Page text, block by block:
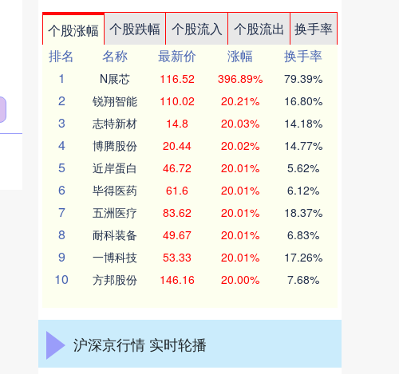
个股涨幅 个股跌幅 个股流入 个股流出
换手率
排名
名称 最新价 涨幅
换手率
1
N展芯 116.52 396.89% 79.39%
2 锐翔智能 110.02 20.21% 16.80%
3 志特新材 14.8 20.03% 14.18%
4 博腾股份 20.44 20.02% 14.77%
5 近岸蛋白 46.72 20.01% 5.62%
6 毕得医药 61.6 20.01% 6.12%
7 五洲医疗 83.62 20.01% 18.37%
8 耐科装备 49.67 20.01% 6.83%
9 一博科技 53.33 20.01% 17.26%
10 方邦股份 146.16 20.00% 7.68%
沪深京行情 实时轮播